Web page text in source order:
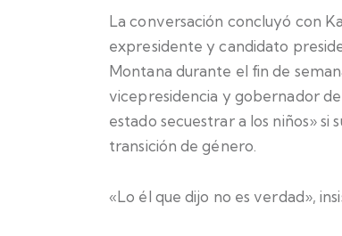
La conversación concluyó con
expresidente y candidato
Montana durante el fin de
vicepresidencia y gobernador
estado secuestrar a los niños»
transición de género.
«Lo él que dijo no es verdad»,